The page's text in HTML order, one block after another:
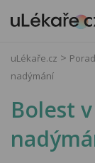
uLékaře.cz
nadýmání
Bolest